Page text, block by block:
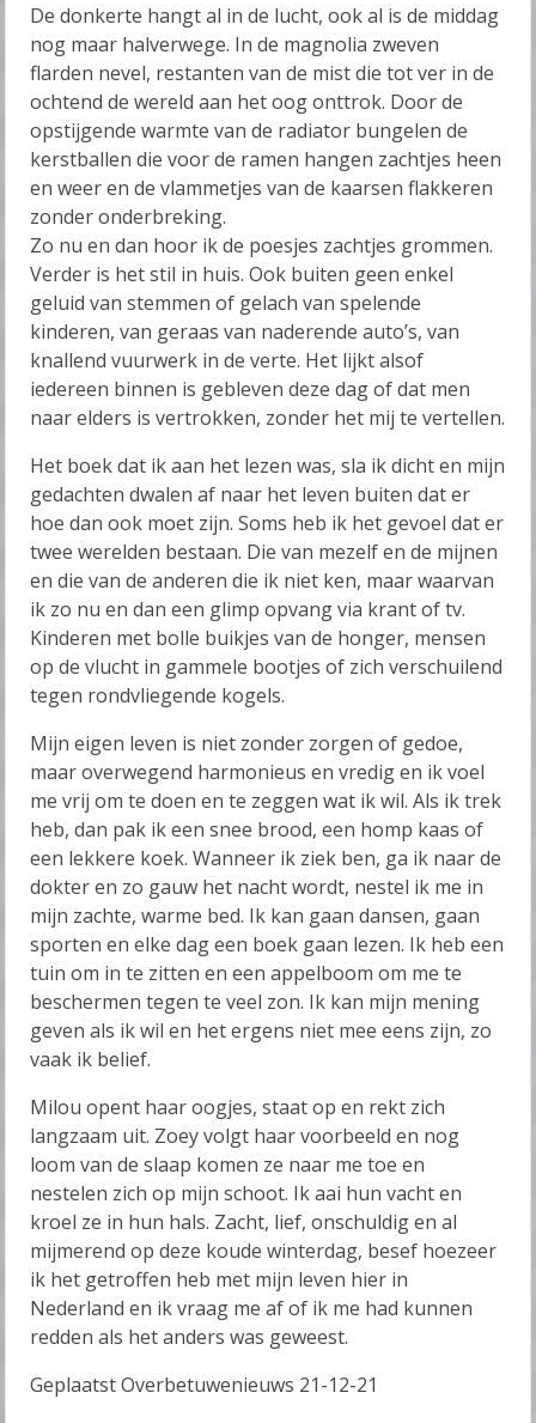
De donkerte hangt al in de lucht, ook al is de middag
nog maar halverwege. In de magnolia zweven
flarden nevel, restanten van de mist die tot ver in de
ochtend de wereld aan het oog onttrok. Door de
opstijgende warmte van de radiator bungelen de
kerstballen die voor de ramen hangen zachtjes heen
en weer en de vlammetjes van de kaarsen flakkeren
zonder onderbreking.
Zo nu en dan hoor ik de poesjes zachtjes grommen.
Verder is het stil in huis. Ook buiten geen enkel
geluid van stemmen of gelach van spelende
kinderen, van geraas van naderende auto’s, van
knallend vuurwerk in de verte. Het lijkt alsof
iedereen binnen is gebleven deze dag of dat men
naar elders is vertrokken, zonder het mij te vertellen.
Het boek dat ik aan het lezen was, sla ik dicht en mijn
gedachten dwalen af naar het leven buiten dat er
hoe dan ook moet zijn. Soms heb ik het gevoel dat er
twee werelden bestaan. Die van mezelf en de mijnen
en die van de anderen die ik niet ken, maar waarvan
ik zo nu en dan een glimp opvang via krant of tv.
Kinderen met bolle buikjes van de honger, mensen
op de vlucht in gammele bootjes of zich verschuilend
tegen rondvliegende kogels.
Mijn eigen leven is niet zonder zorgen of gedoe,
maar overwegend harmonieus en vredig en ik voel
me vrij om te doen en te zeggen wat ik wil. Als ik trek
heb, dan pak ik een snee brood, een homp kaas of
een lekkere koek. Wanneer ik ziek ben, ga ik naar de
dokter en zo gauw het nacht wordt, nestel ik me in
mijn zachte, warme bed. Ik kan gaan dansen, gaan
sporten en elke dag een boek gaan lezen. Ik heb een
tuin om in te zitten en een appelboom om me te
beschermen tegen te veel zon. Ik kan mijn mening
geven als ik wil en het ergens niet mee eens zijn, zo
vaak ik belief.
Milou opent haar oogjes, staat op en rekt zich
langzaam uit. Zoey volgt haar voorbeeld en nog
loom van de slaap komen ze naar me toe en
nestelen zich op mijn schoot. Ik aai hun vacht en
kroel ze in hun hals. Zacht, lief, onschuldig en al
mijmerend op deze koude winterdag, besef hoezeer
ik het getroffen heb met mijn leven hier in
Nederland en ik vraag me af of ik me had kunnen
redden als het anders was geweest.
Geplaatst Overbetuwenieuws 21-12-21